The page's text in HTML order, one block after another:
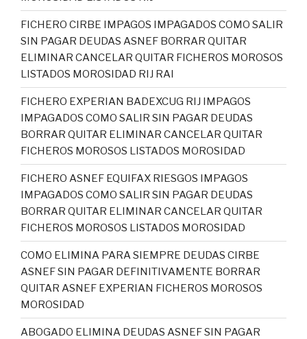
FICHERO CIRBE IMPAGOS IMPAGADOS COMO SALIR
SIN PAGAR DEUDAS ASNEF BORRAR QUITAR
ELIMINAR CANCELAR QUITAR FICHEROS MOROSOS
LISTADOS MOROSIDAD RIJ RAI
FICHERO EXPERIAN BADEXCUG RIJ IMPAGOS
IMPAGADOS COMO SALIR SIN PAGAR DEUDAS
BORRAR QUITAR ELIMINAR CANCELAR QUITAR
FICHEROS MOROSOS LISTADOS MOROSIDAD
FICHERO ASNEF EQUIFAX RIESGOS IMPAGOS
IMPAGADOS COMO SALIR SIN PAGAR DEUDAS
BORRAR QUITAR ELIMINAR CANCELAR QUITAR
FICHEROS MOROSOS LISTADOS MOROSIDAD
COMO ELIMINA PARA SIEMPRE DEUDAS CIRBE
ASNEF SIN PAGAR DEFINITIVAMENTE BORRAR
QUITAR ASNEF EXPERIAN FICHEROS MOROSOS
MOROSIDAD
ABOGADO ELIMINA DEUDAS ASNEF SIN PAGAR